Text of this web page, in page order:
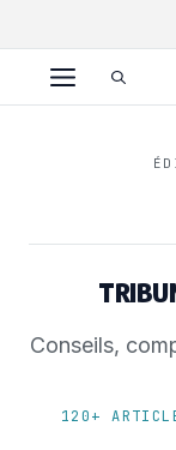
au
contenuMenu
Conseils,
120+